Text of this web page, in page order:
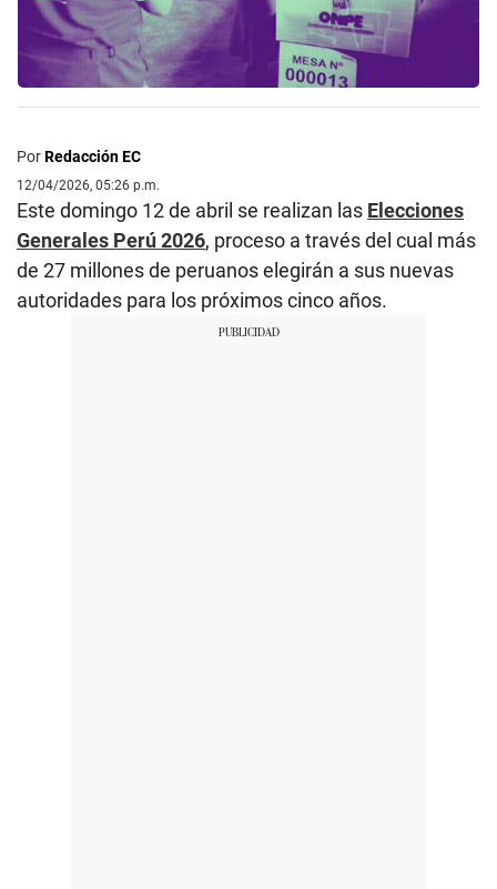
PorRedacción EC
12/04/2026, 05:26 p.m.
Este domingo 12 de abril se realizan las Elecciones
Generales Perú 2026, proceso a través del cual más
de 27 millones de peruanos elegirán a sus nuevas
autoridades para los próximos cinco años.